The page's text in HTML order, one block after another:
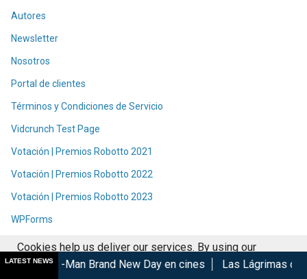
Autores
Newsletter
Nosotros
Portal de clientes
Términos y Condiciones de Servicio
Vidcrunch Test Page
Votación | Premios Robotto 2021
Votación | Premios Robotto 2022
Votación | Premios Robotto 2023
WPForms
LATEST NEWSNew Day en cines Las Lágrimas de Bael gana en el
Cookies help us deliver our services. By using our
services, you agree to our use of cookies.
Got it